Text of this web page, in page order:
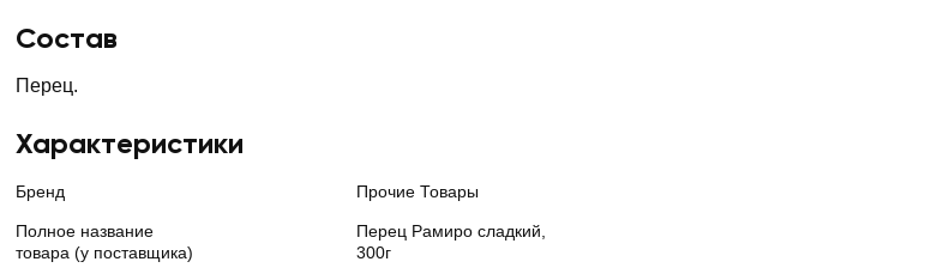
Состав
Перец.
Характеристики
Бренд Прочие Товары
Полное название
товара (у поставщика)
Перец Рамиро сладкий,
300г